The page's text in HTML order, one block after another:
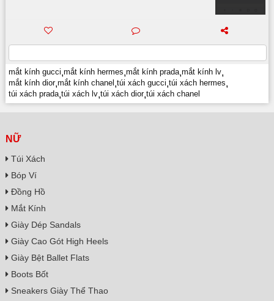
mắt kính gucci,mắt kính hermes,mắt kính prada,mắt kính lv,
mắt kính dior,mắt kính chanel,túi xách gucci,túi xách hermes,
túi xách prada,túi xách lv,túi xách dior,túi xách chanel
NỮ
Túi Xách
Bóp Ví
Đồng Hồ
Mắt Kính
Giày Dép Sandals
Giày Cao Gót High Heels
Giày Bệt Ballet Flats
Boots Bốt
Sneakers Giày Thể Thao